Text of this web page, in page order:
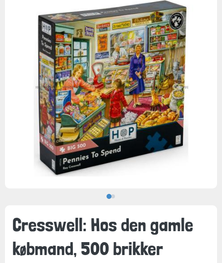
Cresswell: Hos den gamle
købmand, 500 brikker